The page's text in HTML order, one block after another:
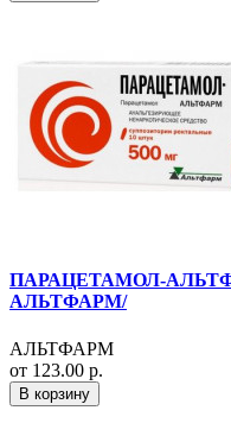
ПАРАЦЕТАМОЛ-
АЛЬТФАРМ/
АЛЬТФАРМ
от 123.00 р.
В корзину